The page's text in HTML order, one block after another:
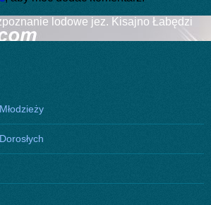
lodowe jez. Kisajno Łabędzi